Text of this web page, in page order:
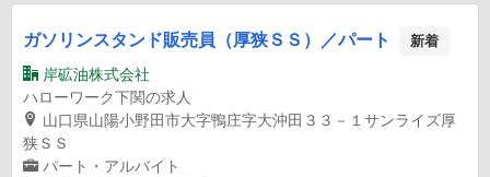
ガソリンスタンド販売員（厚狭ＳＳ）／パート 新着
岸砿油株式会社
ハローワーク下関の求人
山口県山陽小野田市大字鴨庄字大沖田３３－１サンライズ厚
狭ＳＳ
パート・アルバイト